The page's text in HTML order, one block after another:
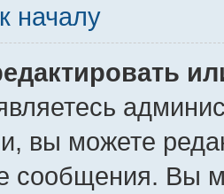
началу
вы можете
сообщения. Вы